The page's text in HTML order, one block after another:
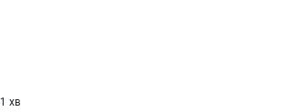
1 хв